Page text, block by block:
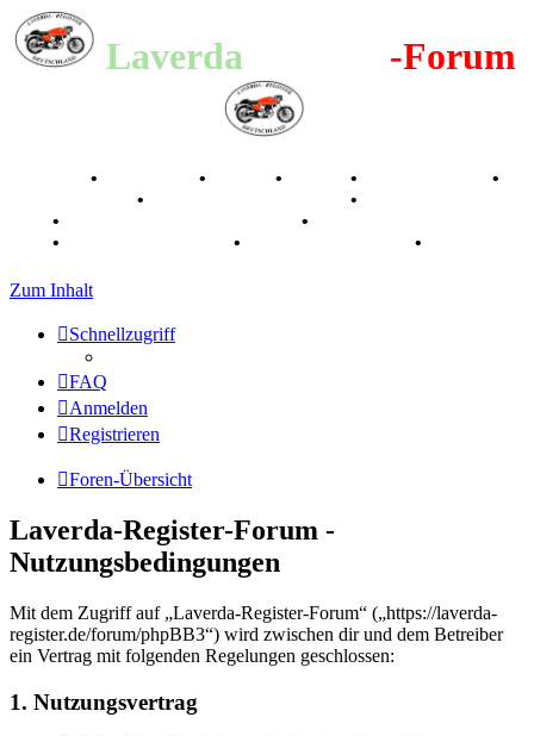
Laverda -Forum
• • • •
•
• •
• •
• • •
Zum Inhalt
Schnellzugriff
FAQ
Anmelden
Registrieren
Foren-Übersicht
Laverda-Register-Forum -
Nutzungsbedingungen
Mit dem Zugriff auf „Laverda-Register-Forum“ („https://laverda-
register.de/forum/phpBB3“) wird zwischen dir und dem Betreiber
ein Vertrag mit folgenden Regelungen geschlossen:
1. Nutzungsvertrag